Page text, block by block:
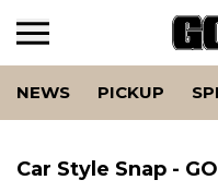
NEWS PICKUP
Car Style Snap -